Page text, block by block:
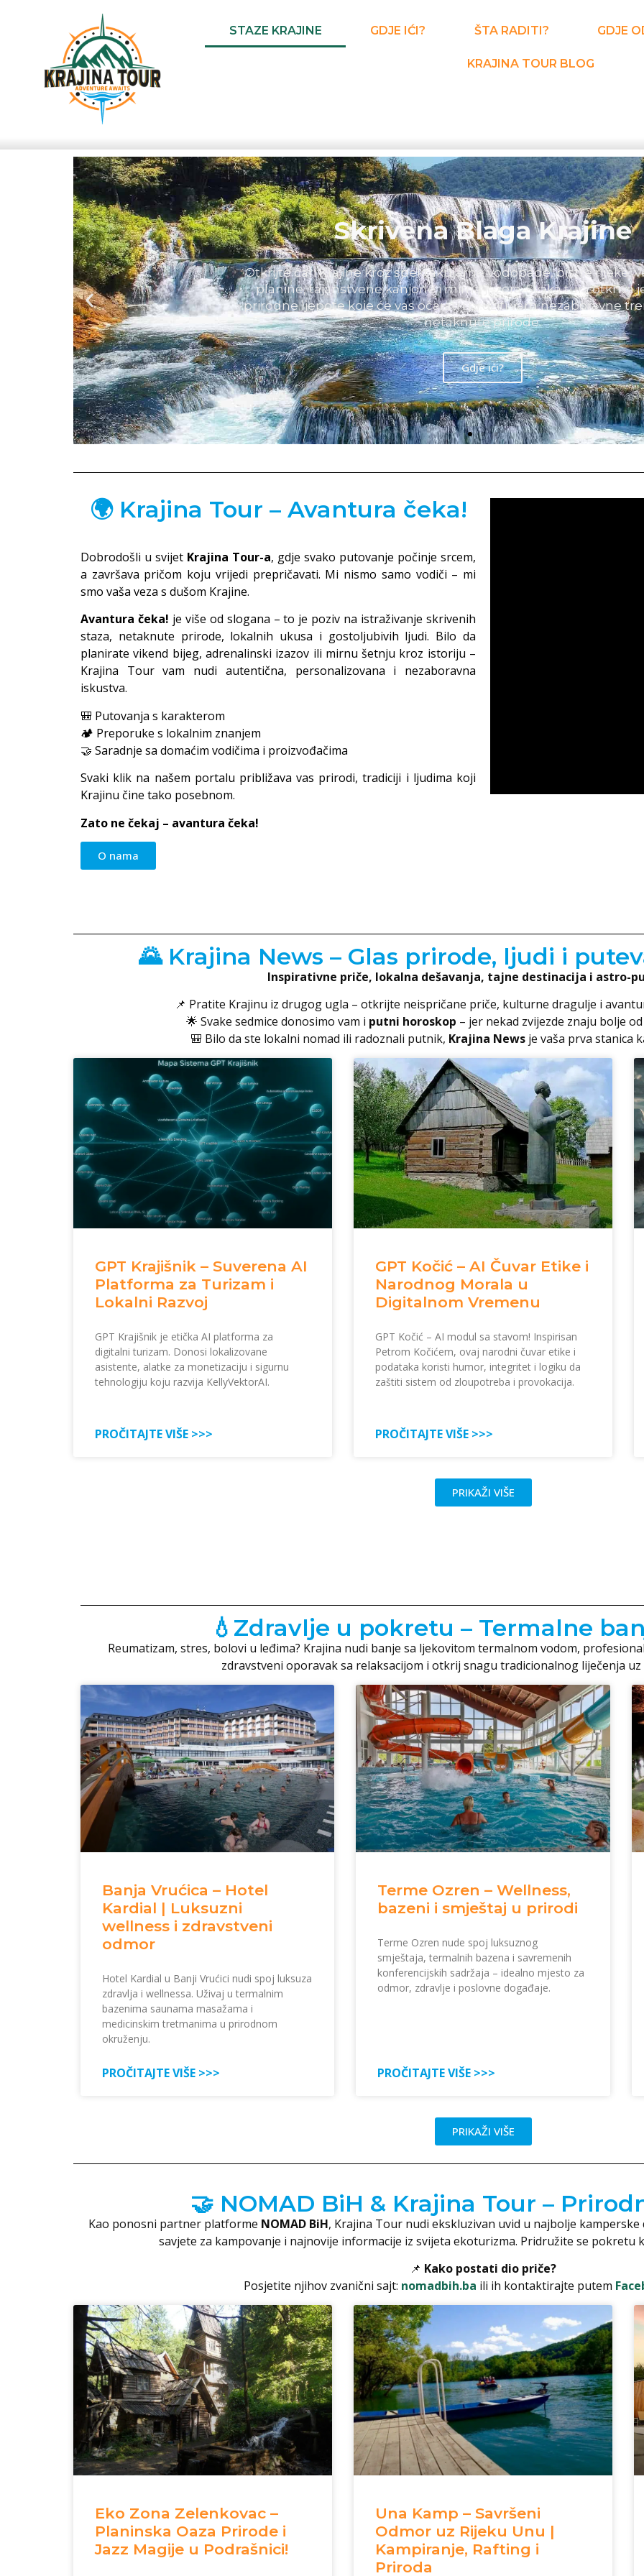
STAZE KRAJINE GDJE IĆI? ŠTA RADITI? GDJE
KRAJINA TOUR BLOG
Avanture Krajine Čekaju
Krajina je raj za ljubitelje aktivnog turizma! Doživite
brzaciama rijeka, uživajte u biciklističkim turama kroz
istražujte planine putem uzbudljivih planinarskih staza i
drugim aktivnostima. Pronađite svoju savršenu avanturu i
putovanje dinamikom i uzbuđenjem.
Šta raditi?
🌍 Krajina Tour – Avantura čeka!
Dobrodošli u svijet Krajina Tour-a, gdje svako putovanje počinje srcem,
a završava pričom koju vrijedi prepričavati. Mi nismo samo vodiči – mi
smo vaša veza s dušom Krajine.
Avantura čeka! je više od slogana – to je poziv na istraživanje skrivenih
staza, netaknute prirode, lokalnih ukusa i gostoljubivih ljudi. Bilo da
planirate vikend bijeg, adrenalinski izazov ili mirnu šetnju kroz istoriju –
Krajina Tour vam nudi autentična, personalizovana i nezaboravna
iskustva.
🎒 Putovanja s karakterom
🏕️ Preporuke s lokalnim znanjem
🤝 Saradnje sa domaćim vodičima i proizvođačima
Svaki klik na našem portalu približava vas prirodi, tradiciji i ljudima koji
Krajinu čine tako posebnom.
Zato ne čekaj – avantura čeka!
O nama
🌄 Krajina News – Glas prirode, ljudi i
Inspirativne priče, lokalna dešavanja, tajne destinacija i astro-
📌 Pratite Krajinu iz drugog ugla – otkrijte neispričane priče, kulturne dragulje i
🌟 Svake sedmice donosimo vam i putni horoskop – jer nekad zvijezde znaju bolje
🎒 Bilo da ste lokalni nomad ili radoznali putnik, Krajina Newsje vaša prva stanica
GPT Krajišnik – Suverena AI
Platforma za Turizam i
Lokalni Razvoj
GPT Krajišnik je etička AI platforma za
digitalni turizam. Donosi lokalizovane
asistente, alatke za monetizaciju i sigurnu
tehnologiju koju razvija KellyVektorAI.
PROČITAJTE VIŠE >>>
GPT Kočić – AI Čuvar Etike i
Narodnog Morala u
Digitalnom Vremenu
GPT Kočić – AI modul sa stavom! Inspirisan
Petrom Kočićem, ovaj narodni čuvar etike i
podataka koristi humor, integritet i logiku da
zaštiti sistem od zloupotreba i provokacija.
PROČITAJTE VIŠE >>>
PRIKAŽI VIŠE
💧Zdravlje u pokretu – Termalne
Reumatizam, stres, bolovi u leđima? Krajina nudi banje sa ljekovitom termalnom vodom,
zdravstveni oporavak sa relaksacijom i otkrij snagu tradicionalnog liječenja
Banja Vrućica – Hotel
Kardial | Luksuzni
wellness i zdravstveni
odmor
Hotel Kardial u Banji Vrućici nudi spoj luksuza
zdravlja i wellnessa. Uživaj u termalnim
bazenima saunama masažama i
medicinskim tretmanima u prirodnom
okruženju.
PROČITAJTE VIŠE >>>
Terme Ozren – Wellness,
bazeni i smještaj u prirodi
Terme Ozren nude spoj luksuznog
smještaja, termalnih bazena i savremenih
konferencijskih sadržaja – idealno mjesto za
odmor, zdravlje i poslovne događaje.
PROČITAJTE VIŠE >>>
PRIKAŽI VIŠE
🤝 NOMAD BiH & Krajina Tour –
Kao ponosni partner platforme NOMAD BiH, Krajina Tour nudi ekskluzivan uvid u najbolje
savjete za kampovanje i najnovije informacije iz svijeta ekoturizma. Pridružite se pokretu
📌 Kako postati dio priče?
Posjetite njihov zvanični sajt: nomadbih.ba ili ih kontaktirajte putem
Eko Zona Zelenkovac –
Planinska Oaza Prirode i
Jazz Magije u Podrašnici!
Una Kamp – Savršeni
Odmor uz Rijeku Unu |
Kampiranje, Rafting i
Priroda